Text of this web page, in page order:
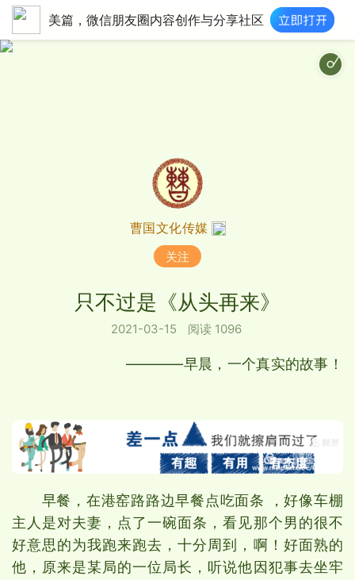
美篇，微信朋友圈内容创作与分享社区
曹国文化传媒
关注
只不过是《从头再来》
2021-03-15 阅读 1096
————早晨，一个真实的故事！
早餐，在港窑路路边早餐点吃面条 ，好像车棚
主人是对夫妻，点了一碗面条，看见那个男的很不
好意思的为我跑来跑去，十分周到，啊！好面熟的
他，原来是某局的一位局长，听说他因犯事去坐牢